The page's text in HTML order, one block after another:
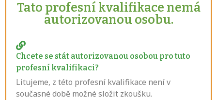
Tato profesní kvalifikace nemá
autorizovanou osobu.
Chcete se stát autorizovanou osobou pro tuto
profesní kvalifikaci?
Litujeme, z této profesní kvalifikace není v
současné době možné složit zkoušku.